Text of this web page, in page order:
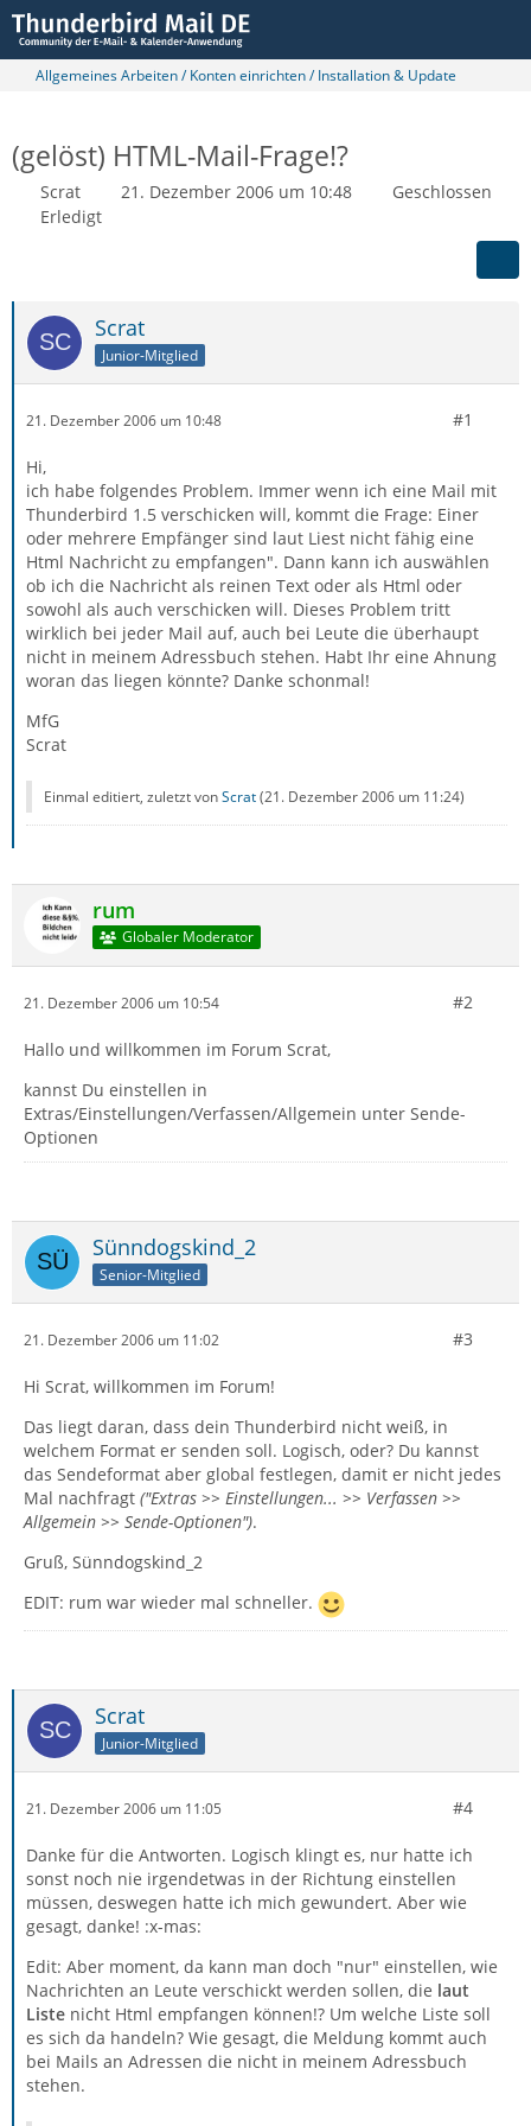
Allgemeines Arbeiten / Konten einrichten / Installation & Update
(gelöst) HTML-Mail-Frage!?
Scrat 21. Dezember 2006 um 10:48
Geschlossen
Erledigt
Scrat
Junior-Mitglied
21. Dezember 2006 um 10:48 #1
Hi,
ich habe folgendes Problem. Immer wenn ich eine Mail mit
Thunderbird 1.5 verschicken will, kommt die Frage: Einer
oder mehrere Empfänger sind laut Liest nicht fähig eine
Html Nachricht zu empfangen". Dann kann ich auswählen
ob ich die Nachricht als reinen Text oder als Html oder
sowohl als auch verschicken will. Dieses Problem tritt
wirklich bei jeder Mail auf, auch bei Leute die überhaupt
nicht in meinem Adressbuch stehen. Habt Ihr eine Ahnung
woran das liegen könnte? Danke schonmal!
MfG
Scrat
Einmal editiert, zuletzt vonScrat(21. Dezember 2006 um 11:24)
rum
Globaler Moderator
21. Dezember 2006 um 10:54 #2
Hallo und willkommen im Forum Scrat,
kannst Du einstellen in
Extras/Einstellungen/Verfassen/Allgemein unter Sende-
Optionen
Sünndogskind_2
Senior-Mitglied
21. Dezember 2006 um 11:02 #3
Hi Scrat, willkommen im Forum!
Das liegt daran, dass dein Thunderbird nicht weiß, in
welchem Format er senden soll. Logisch, oder? Du kannst
das Sendeformat aber global festlegen, damit er nicht jedes
Mal nachfragt ("Extras >> Einstellungen... >> Verfassen >>
Allgemein >> Sende-Optionen").
Gruß, Sünndogskind_2
EDIT: rum war wieder mal schneller.
Scrat
Junior-Mitglied
21. Dezember 2006 um 11:05 #4
Danke für die Antworten. Logisch klingt es, nur hatte ich
sonst noch nie irgendetwas in der Richtung einstellen
müssen, deswegen hatte ich mich gewundert. Aber wie
gesagt, danke! :x-mas:
Edit: Aber moment, da kann man doch "nur" einstellen, wie
Nachrichten an Leute verschickt werden sollen, die laut
Liste nicht Html empfangen können!? Um welche Liste soll
es sich da handeln? Wie gesagt, die Meldung kommt auch
bei Mails an Adressen die nicht in meinem Adressbuch
stehen.